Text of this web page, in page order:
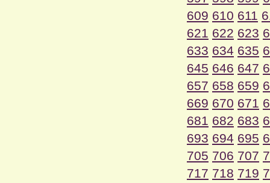
609 610 611
621 622 623
633 634 635
645 646 647
657 658 659
669 670 671
681 682 683
693 694 695
705 706 707
717 718 719